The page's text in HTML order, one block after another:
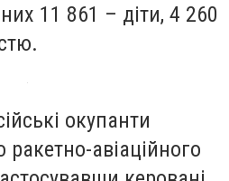
11 861 – діти, 4 260
окупанти
авіаційного